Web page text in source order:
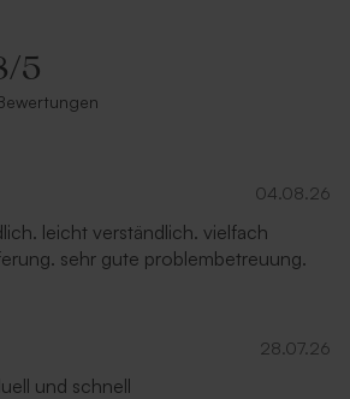
Dunkelblauer Umschlag
/5
04.08.26
leicht verständlich. vielfach
sehr gute problembetreuung.
28.07.26
und schnell